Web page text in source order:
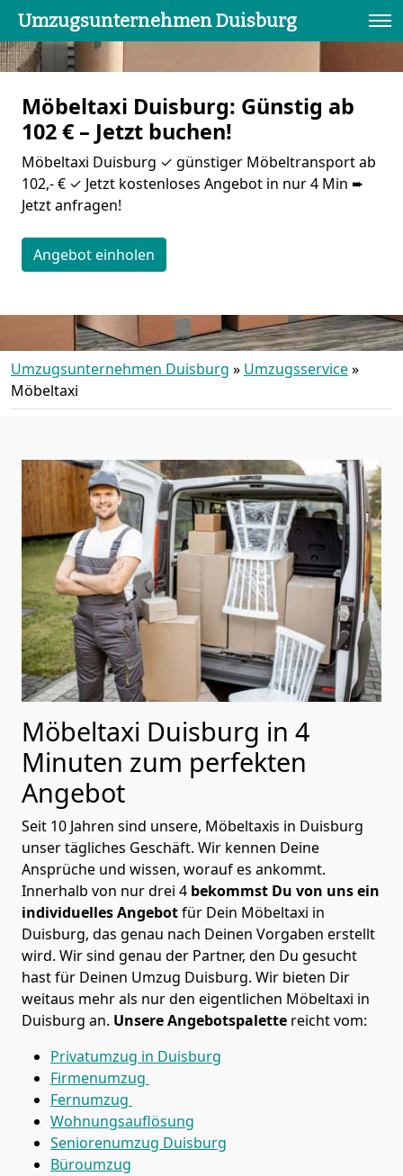
Umzugsunternehmen Duisburg
Möbeltaxi Duisburg: Günstig ab
102 € – Jetzt buchen!
Möbeltaxi Duisburg ✓ günstiger Möbeltransport ab
102,- € ✓ Jetzt kostenloses Angebot in nur 4 Min ➨
Jetzt anfragen!
Angebot einholen
Umzugsunternehmen Duisburg » Umzugsservice»
Möbeltaxi
Möbeltaxi Duisburg in 4
Minuten zum perfekten
Angebot
Seit 10 Jahren sind unsere, Möbeltaxis in Duisburg
unser tägliches Geschäft. Wir kennen Deine
Ansprüche und wissen, worauf es ankommt.
Innerhalb von nur drei 4 bekommst Du von uns ein
individuelles Angebotfür Dein Möbeltaxi in
Duisburg, das genau nach Deinen Vorgaben erstellt
wird. Wir sind genau der Partner, den Du gesucht
hast für Deinen Umzug Duisburg. Wir bieten Dir
weitaus mehr als nur den eigentlichen Möbeltaxi in
Duisburg an. Unsere Angebotspalette reicht vom:
Privatumzug in Duisburg
Firmenumzug
Fernumzug
Wohnungsauflösung
Seniorenumzug Duisburg
Büroumzug